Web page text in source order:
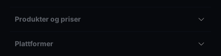
Produkter og priser
Plattformer